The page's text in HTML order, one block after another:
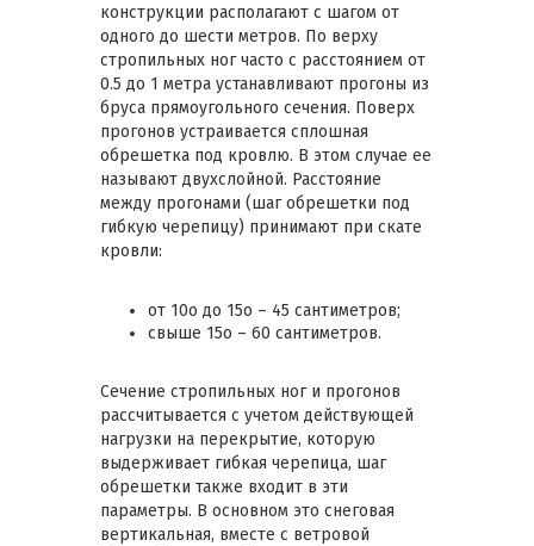
конструкции располагают с шагом от
одного до шести метров. По верху
стропильных ног часто с расстоянием от
0.5 до 1 метра устанавливают прогоны из
бруса прямоугольного сечения. Поверх
прогонов устраивается сплошная
обрешетка под кровлю. В этом случае ее
называют двухслойной. Расстояние
между прогонами (шаг обрешетки под
гибкую черепицу) принимают при скате
кровли:
от 10о до 15о – 45 сантиметров;
свыше 15о – 60 сантиметров.
Сечение стропильных ног и прогонов
рассчитывается с учетом действующей
нагрузки на перекрытие, которую
выдерживает гибкая черепица, шаг
обрешетки также входит в эти
параметры. В основном это снеговая
вертикальная, вместе с ветровой